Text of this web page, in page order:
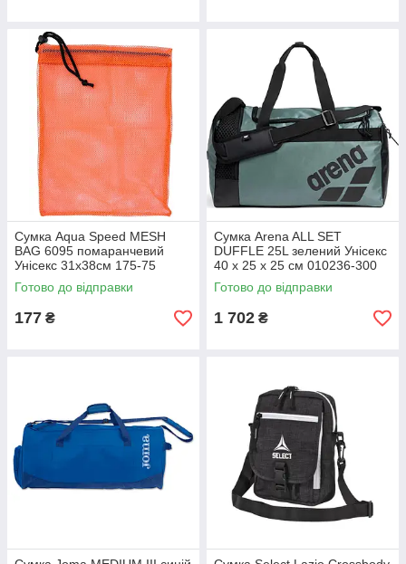
Сумка Aqua Speed MESH
BAG 6095 помаранчевий
Унісекс 31x38cм 175-75
Готово до відправки
177 ₴
Сумка Arena ALL SET
DUFFLE 25L зелений Унісекс
40 х 25 х 25 см 010236-300
Готово до відправки
1 702 ₴